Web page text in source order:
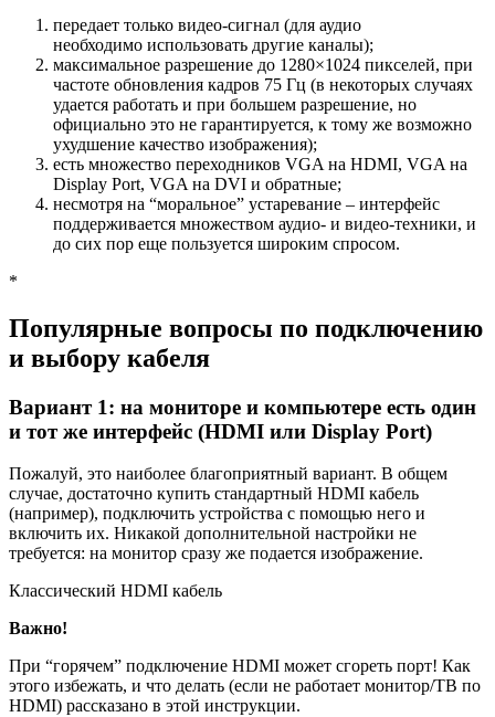
передает только видео-сигнал (для аудио
необходимо использовать другие каналы);
максимальное разрешение до 1280×1024 пикселей, при
частоте обновления кадров 75 Гц (в некоторых случаях
удается работать и при большем разрешение, но
официально это не гарантируется, к тому же возможно
ухудшение качество изображения);
есть множество переходников VGA на HDMI, VGA на
Display Port, VGA на DVI и обратные;
несмотря на “моральное” устаревание – интерфейс
поддерживается множеством аудио- и видео-техники, и
до сих пор еще пользуется широким спросом.
*
Популярные вопросы по подключению
и выбору кабеля
Вариант 1: на мониторе и компьютере есть один
и тот же интерфейс (HDMI или Display Port)
Пожалуй, это наиболее благоприятный вариант. В общем
случае, достаточно купить стандартный HDMI кабель
(например), подключить устройства с помощью него и
включить их. Никакой дополнительной настройки не
требуется: на монитор сразу же подается изображение.
Классический HDMI кабель
Важно!
При “горячем” подключение HDMI может сгореть порт! Как
этого избежать, и что делать (если не работает монитор/ТВ по
HDMI) рассказано в этой инструкции.